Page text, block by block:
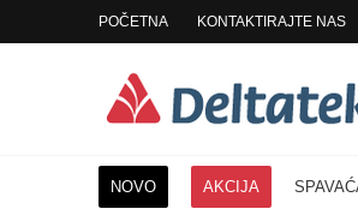
POČETNA KONTAKTIRAJTE NAS
NOVO AKCIJA